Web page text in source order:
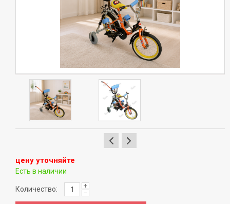
цену уточняйте
Есть в наличии
Количество: